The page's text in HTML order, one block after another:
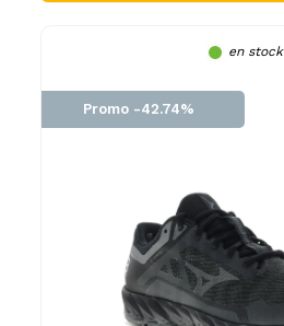
en stock
Promo -42.74%